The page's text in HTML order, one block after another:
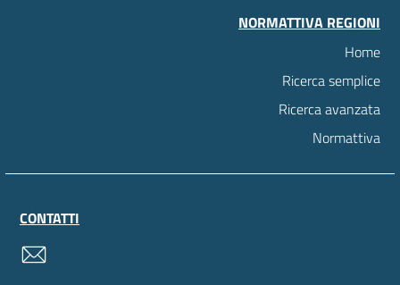
NORMATTIVA REGIONI
Home
Ricerca semplice
Ricerca avanzata
Normattiva
CONTATTI